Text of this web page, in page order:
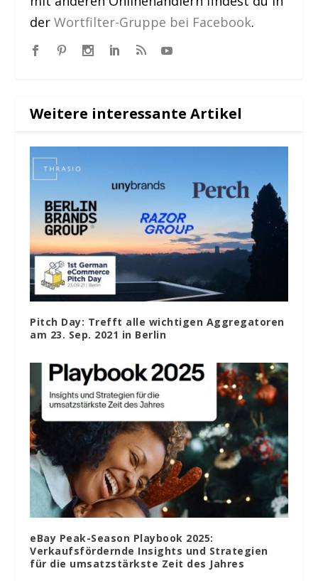
derWortfilter-Gruppe bei Facebook.
Weitere interessante Artikel
Pitch Day: Trefft alle wichtigen Aggregatoren
am 23. Sep. 2021 in Berlin
eBay Peak-Season Playbook 2025:
Verkaufsfördernde Insights und Strategien
für die umsatzstärkste Zeit des Jahres